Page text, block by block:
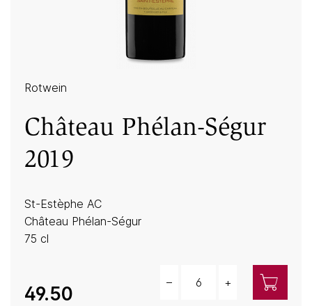
Rotwein
Château Phélan-Ségur
2019
St-Estèphe AC
Château Phélan-Ségur
75 cl
49.50
– +